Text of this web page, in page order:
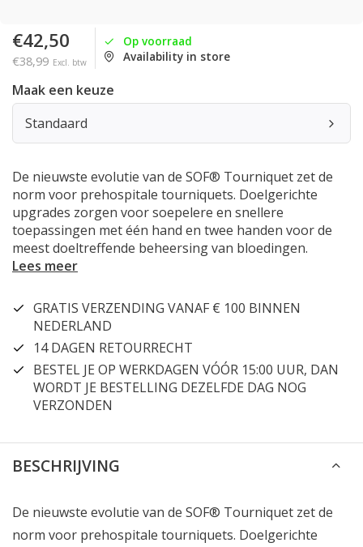
€42,50
€38,99 Excl. btw
Op voorraad
Availability in store
Maak een keuze
Standaard
De nieuwste evolutie van de SOF® Tourniquet zet de
norm voor prehospitale tourniquets. Doelgerichte
upgrades zorgen voor soepelere en snellere
toepassingen met één hand en twee handen voor de
meest doeltreffende beheersing van bloedingen.
Lees meer
GRATIS VERZENDING VANAF € 100 BINNEN
NEDERLAND
14 DAGEN RETOURRECHT
BESTEL JE OP WERKDAGEN VÓÓR 15:00 UUR, DAN
WORDT JE BESTELLING DEZELFDE DAG NOG
VERZONDEN
BESCHRIJVING
De nieuwste evolutie van de SOF® Tourniquet zet de
norm voor prehospitale tourniquets. Doelgerichte